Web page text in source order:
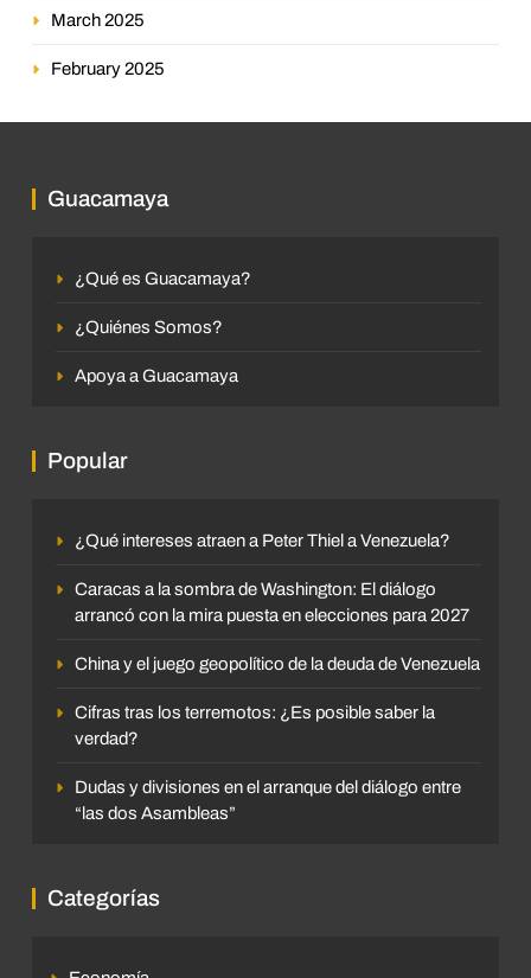
March 2025
February 2025
Guacamaya
¿Qué es Guacamaya?
¿Quiénes Somos?
Apoya a Guacamaya
Popular
¿Qué intereses atraen a Peter Thiel a Venezuela?
Caracas a la sombra de Washington: El diálogo
arrancó con la mira puesta en elecciones para 2027
China y el juego geopolítico de la deuda de Venezuela
Cifras tras los terremotos: ¿Es posible saber la
verdad?
Dudas y divisiones en el arranque del diálogo entre
“las dos Asambleas”
Categorías